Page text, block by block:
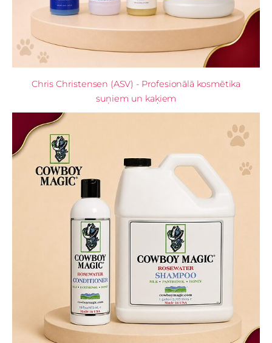
Chris Christensen (ASV) - Profesionālā kosmētika
suņiem un kaķiem